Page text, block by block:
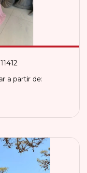
a partir de: